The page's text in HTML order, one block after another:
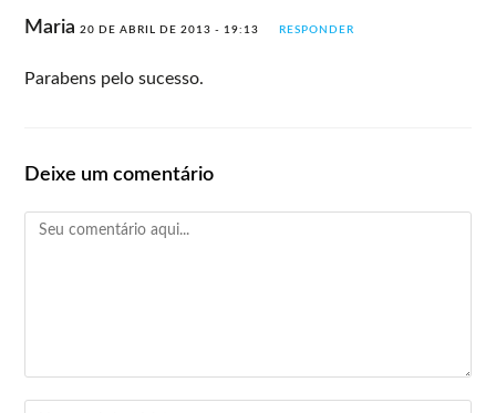
Maria20 DE ABRIL DE 2013 - 19:13 RESPONDER
Parabens pelo sucesso.
Deixe um comentário